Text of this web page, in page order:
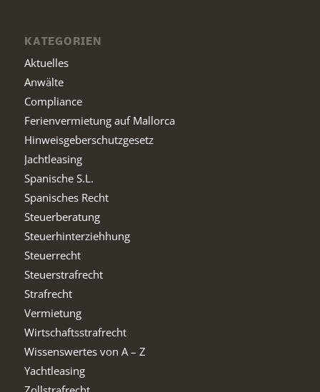
KATEGORIEN
Aktuelles
Anwälte
Compliance
Ferienvermietung auf Mallorca
Hinweisgeberschutzgesetz
Jachtleasing
Spanische S.L.
Spanisches Recht
Steuerberatung
Steuerhinterziehhung
Steuerrecht
Steuerstrafrecht
Strafrecht
Vermietung
Wirtschaftsstrafrecht
Wissenswertes von A – Z
Yachtleasing